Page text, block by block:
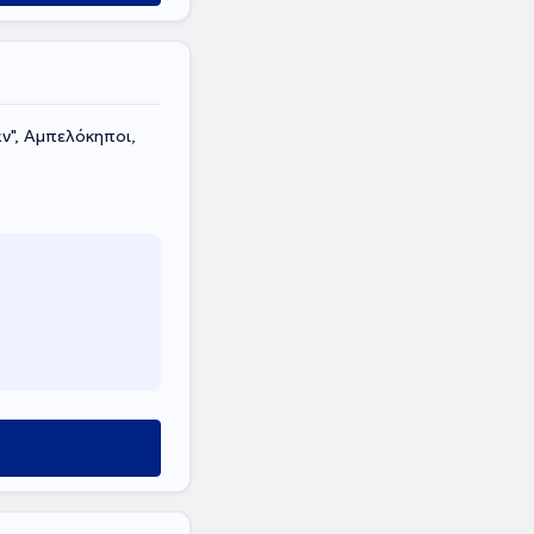
Αμπελόκηποι,